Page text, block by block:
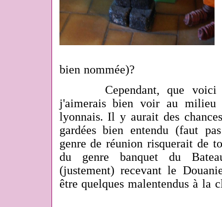
bien nommée)?
Cependant, que voici
j'aimerais bien voir au milieu
lyonnais. Il y aurait des
gardées bien entendu (faut
genre de réunion risquerait de
du genre banquet du
(justement) recevant le
être quelques malentendus à la